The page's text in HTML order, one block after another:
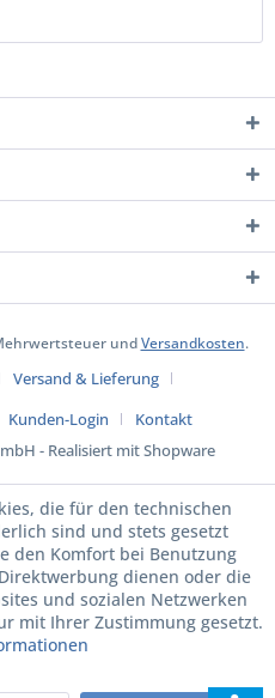
undVersandkosten.
Versand & Lieferung
Kunden-Login
Kontakt
- Realisiert mit Shopware
die für den technischen
sind und stets gesetzt
den Komfort bei Benutzung
dienen oder die
und sozialen Netzwerken
mit Ihrer Zustimmung gesetzt.